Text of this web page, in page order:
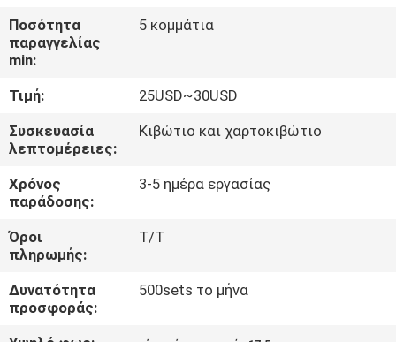
ΠΟΙΟΤΙΚΌΣ
ΈΛΕΓΧΟΣ
ΜΑΣ
ΕΛΆΤΕ
ΕΠΑΦΉ
ΜΕ
ΖΗΤΉΣΤΕ
ΈΝΑ
Ποσότητα
παραγγελίας
min:
5 κομμάτια
Τιμή:
25USD~30USD
Συσκευασία
λεπτομέρειες:
Κιβώτιο και χαρτοκιβώτιο
Χρόνος
παράδοσης:
3-5 ημέρα εργασίας
Όροι
πληρωμής:
T/T
Δυνατότητα
προσφοράς:
500sets το μήνα